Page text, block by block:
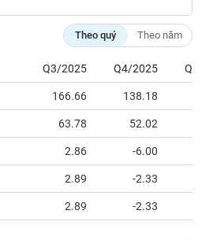
Theo quý Theo năm
Q3/2025 Q4/2025
166.66 138.18
63.78 52.02
2.86 -6.00
2.89 -2.33
2.89 -2.33